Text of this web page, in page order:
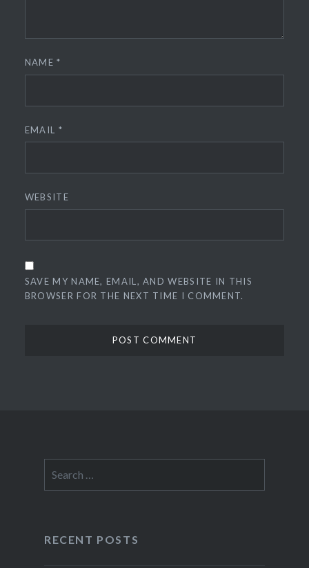
NAME*
EMAIL *
WEBSITE
SAVE MY NAME, EMAIL, AND WEBSITE IN THIS
BROWSER FOR THE NEXT TIME I COMMENT.
for:
RECENT POSTS